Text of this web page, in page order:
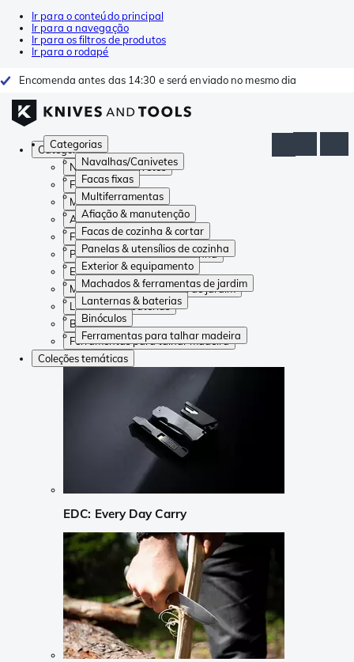
Ir para o conteúdo principal
Ir para a navegação
Ir para os filtros de produtos
Ir para o rodapé
Encomenda antes das 14:30 e será enviado no mesmo dia
Categorias
Navalhas/Canivetes
Facas fixas
Multiferramentas
Afiação & manutenção
Facas de cozinha & cortar
Panelas & utensílios de cozinha
Exterior & equipamento
Machados & ferramentas de jardim
Lanternas & baterias
Binóculos
Ferramentas para talhar madeira
Categorias
Navalhas/Canivetes
Facas fixas
Multiferramentas
Afiação & manutenção
Facas de cozinha & cortar
Panelas & utensílios de cozinha
Exterior & equipamento
Machados & ferramentas de jardim
Lanternas & baterias
Binóculos
Ferramentas para talhar madeira
Coleções temáticas
EDC: Every Day Carry